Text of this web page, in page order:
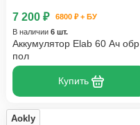
7 200 ₽
6800 ₽ + БУ
В наличии 6 шт.
Аккумулятор Elab 60 Ач обр
пол
Купить
Aokly